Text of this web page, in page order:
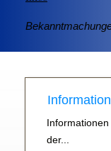
der...